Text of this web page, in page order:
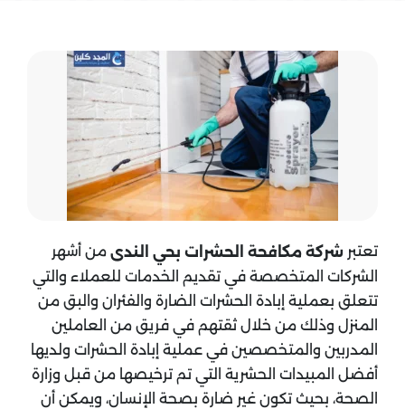
تعتبر شركة مكافحة الحشرات بحي الندى من أشهر
الشركات المتخصصة في تقديم الخدمات للعملاء والتي
تتعلق بعملية إبادة الحشرات الضارة والفئران والبق من
المنزل وذلك من خلال ثقتهم في فريق من العاملين
المدربين والمتخصصين في عملية إبادة الحشرات ولديها
أفضل المبيدات الحشرية التي تم ترخيصها من قبل وزارة
الصحة، بحيث تكون غير ضارة بصحة الإنسان، ويمكن أن